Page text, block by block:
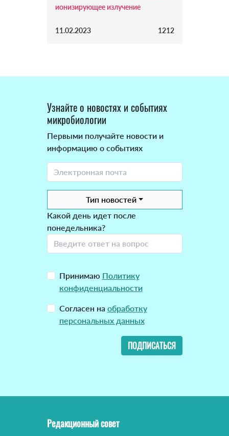
ионизирующее излучение
11.02.2023 1212
Узнайте о новостях и событиях
микробиологии
Первыми получайте новости и
информацию о событиях
Тип новостей
Какой день идет после
понедельника?
Принимаю Политику
конфиденциальности
Согласен на обработку
персональных данных
ПОДПИСАТЬСЯ
Редакционный совет